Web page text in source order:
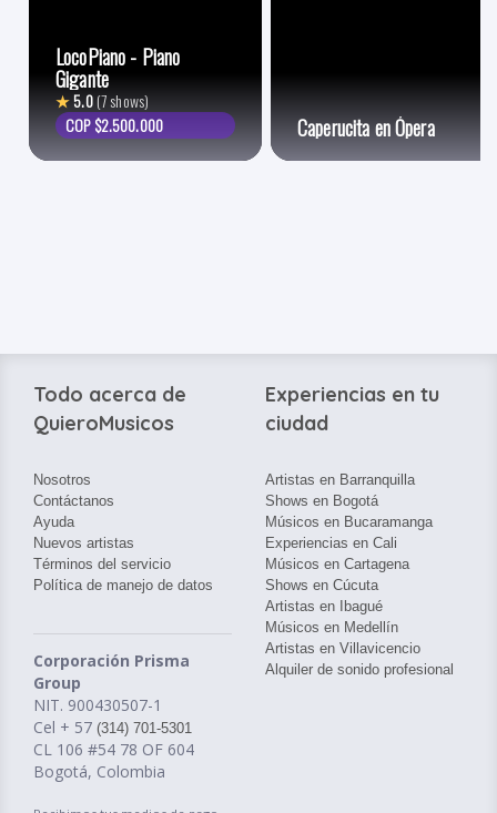
LocoPiano - Piano
Gigante
★5.0(7 shows)
COP $2.500.000
Caperucita en Ópera
Todo acerca de
QuieroMusicos
Nosotros
Contáctanos
Ayuda
Nuevos artistas
Términos del servicio
Política de manejo de datos
Corporación Prisma
Group
NIT. 900430507-1
Cel + 57 (314) 701-5301
CL 106 #54 78 OF 604
Bogotá, Colombia
Experiencias en tu
ciudad
Artistas en Barranquilla
Shows en Bogotá
Músicos en Bucaramanga
Experiencias en Cali
Músicos en Cartagena
Shows en Cúcuta
Artistas en Ibagué
Músicos en Medellín
Artistas en Villavicencio
Alquiler de sonido profesional